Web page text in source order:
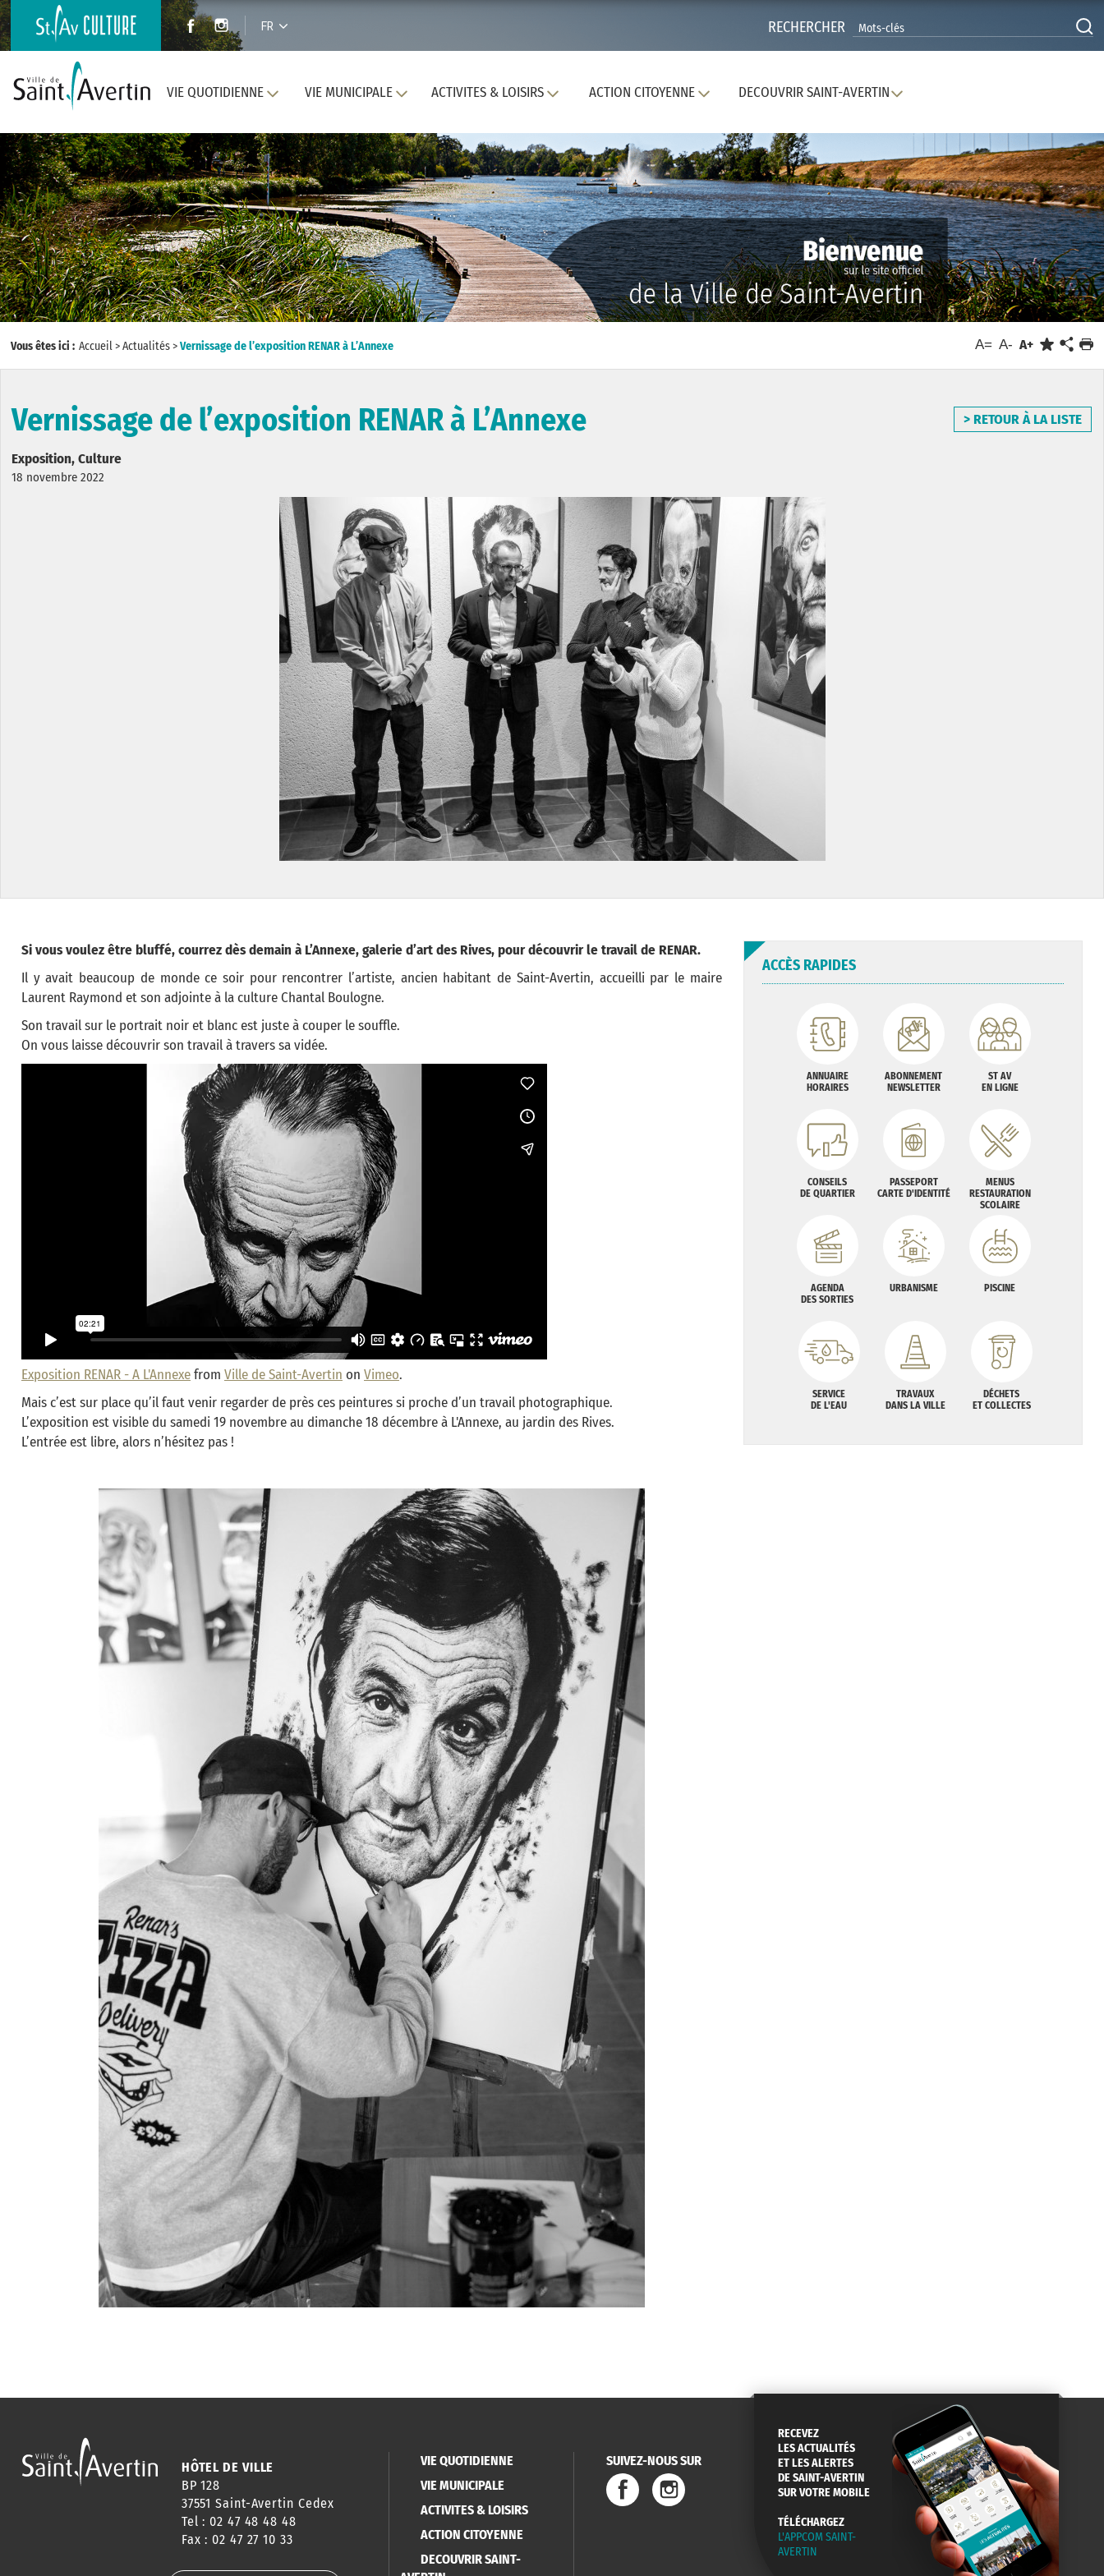
FR RECHERCHER
VIE QUOTIDIENNE VIE MUNICIPALE ACTIVITES & LOISIRS ACTION CITOYENNE DECOUVRIR SAINT-AVERTIN
Vous êtes ici : Accueil>Actualités>Vernissage de l’exposition RENAR à L’Annexe A= A- A+
Vernissage de l’exposition RENAR à L’Annexe > RETOUR À LA LISTE
Exposition, Culture
18 novembre 2022
Si vous voulez être bluffé, courrez dès demain à L’Annexe, galerie d’art des Rives, pour découvrir le travail de RENAR.
Il y avait beaucoup de monde ce soir pour rencontrer l’artiste, ancien habitant de Saint-Avertin, accueilli par le maire
Laurent Raymond et son adjointe à la culture Chantal Boulogne.
Son travail sur le portrait noir et blanc est juste à couper le souffle.
On vous laisse découvrir son travail à travers sa vidée.
Exposition RENAR - A L'Annexefrom Ville de Saint-Avertin on Vimeo.
Mais c’est sur place qu’il faut venir regarder de près ces peintures si proche d’un travail photographique.
L’exposition est visible du samedi 19 novembre au dimanche 18 décembre à L'Annexe, au jardin des Rives.
L’entrée est libre, alors n’hésitez pas !
ACCÈS RAPIDES
ANNUAIRE
HORAIRES
ABONNEMENT
NEWSLETTER
ST AV
EN LIGNE
CONSEILS
DE QUARTIER
PASSEPORT
CARTE D'IDENTITÉ
MENUS
RESTAURATION
SCOLAIRE
AGENDA
DES SORTIES
URBANISME PISCINE
SERVICE
DE L'EAU
TRAVAUX
DANS LA VILLE
DÉCHETS
ET COLLECTES
HÔTEL DE VILLE
BP 128
37551 Saint-Avertin Cedex
Tel : 02 47 48 48 48
Fax : 02 47 27 10 33
VIE QUOTIDIENNE
VIE MUNICIPALE
ACTIVITES & LOISIRS
ACTION CITOYENNE
DECOUVRIR SAINT-
SUIVEZ-NOUS SUR
RECEVEZ
LES ACTUALITÉS
ET LES ALERTES
DE SAINT-AVERTIN
SUR VOTRE MOBILE
TÉLÉCHARGEZ
L'APPCOM SAINT-
AVERTIN